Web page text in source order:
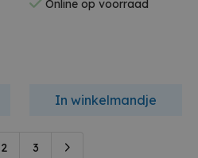
Online op voorraad
In winkelmandje
2 3